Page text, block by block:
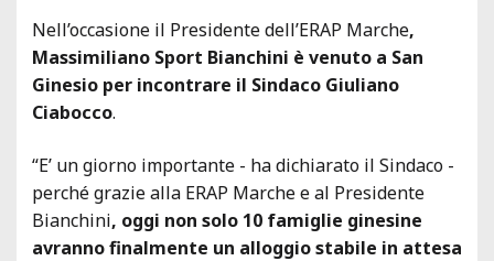
Nell’occasione il Presidente dell’ERAP Marche,
Massimiliano Sport Bianchini è venuto a San
Ginesio per incontrare il Sindaco Giuliano
Ciabocco.
“E’ un giorno importante - ha dichiarato il Sindaco -
perché grazie alla ERAP Marche e al Presidente
Bianchini, oggi non solo 10 famiglie ginesine
avranno finalmente un alloggio stabile in attesa